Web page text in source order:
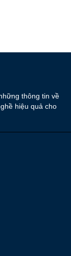
thông tin về
hiệu quả cho